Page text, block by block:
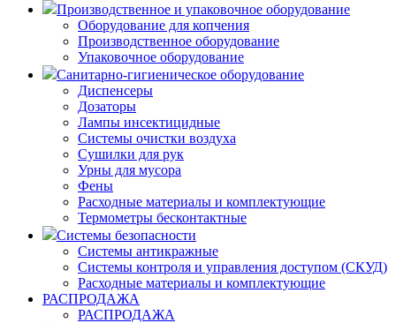
Производственное и упаковочное оборудование
Оборудование для копчения
Производственное оборудование
Упаковочное оборудование
Санитарно-гигиеническое оборудование
Диспенсеры
Дозаторы
Лампы инсектицидные
Системы очистки воздуха
Сушилки для рук
Урны для мусора
Фены
Расходные материалы и комплектующие
Термометры бесконтактные
Системы безопасности
Системы антикражные
Системы контроля и управления доступом (СКУД)
Расходные материалы и комплектующие
РАСПРОДАЖА
РАСПРОДАЖА